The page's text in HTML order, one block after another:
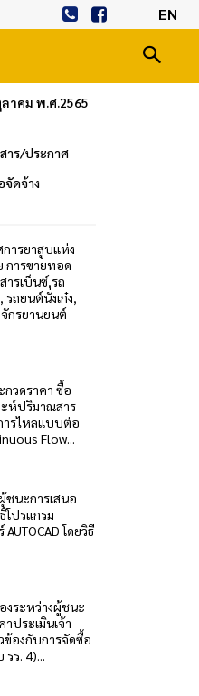
EN
าคม พ.ศ.2565
าร/ประกาศ
จัดจ้าง
ารยาสูบแห่ง
การขายทอด
ารเบ็นซ์,รถ
รถยนต์นั่งเก๋ง,
กรยานยนต์
วดราคา ซื้อ
ะห์ปริมาณสาร
ารไหลแบบต่อ
Flow...
นะการเสนอ
โปรแกรม
โดยวิธี
งระหว่างผู้ชนะ
าประเมินเจ้า
องกับการจัดซื้อ
ร. 4)...